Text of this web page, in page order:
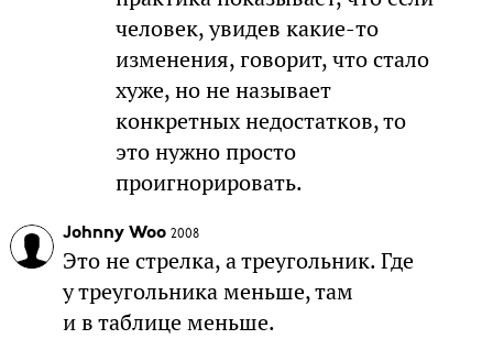
человек, увидев какие-то
изменения, говорит, что стало
хуже, но не называет
конкретных недостатков, то
это нужно просто
проигнорировать.
Johnny Woo 2008
Это не стрелка, а треугольник. Где
у треугольника меньше, там
и в таблице меньше.